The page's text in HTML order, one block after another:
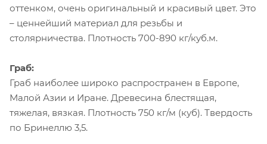
оттенком, очень оригинальный и красивый цвет. Это
– ценнейший материал для резьбы и
столярничества. Плотность 700-890 кг/куб.м.
Граб:
Граб наиболее широко распространен в Европе,
Малой Азии и Иране. Древесина блестящая,
тяжелая, вязкая. Плотность 750 кг/м (куб). Твердость
по Бринеллю 3,5.